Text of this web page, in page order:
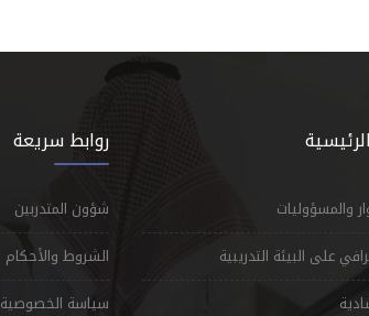
والمسؤوليات
على البيئة التدريبية
روابط سريعة
شؤون المتدربين
الشروط والأحكام
سياسة الخصوصية